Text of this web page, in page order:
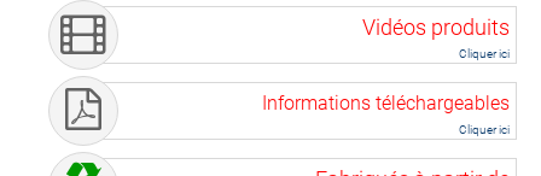
Vidéos produits
Cliquer ici
Informations téléchargeables
Cliquer ici